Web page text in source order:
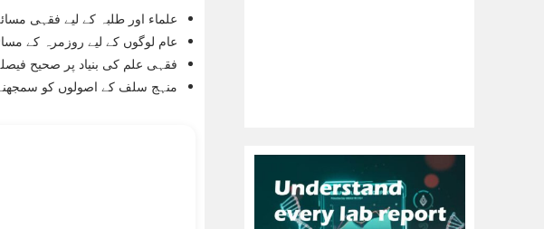
علماء اور طلبہ کے لیے فقہی
عام لوگوں کے لیے روزمرہ کے
فقہی علم کی بنیاد پر صحیح
منہج سلف کے اصولوں کو سمجھنے